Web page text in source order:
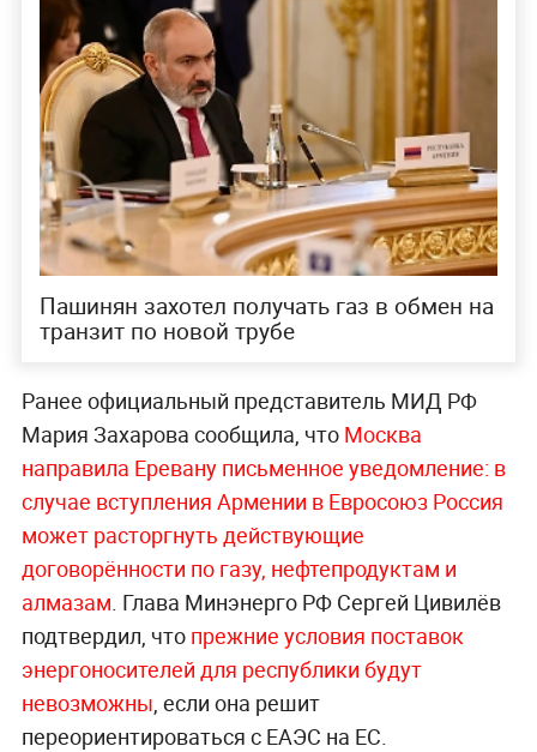
Пашинян захотел получать газ в обмен на
транзит по новой трубе
Ранее официальный представитель МИД РФ
Мария Захарова сообщила, что Москва
направила Еревану письменное уведомление: в
случае вступления Армении в Евросоюз Россия
может расторгнуть действующие
договорённости по газу, нефтепродуктам и
алмазам . Глава Минэнерго РФ Сергей Цивилёв
подтвердил, чтопрежние условия поставок
энергоносителей для республики будут
невозможны , если она решит
переориентироваться с ЕАЭС на ЕС.